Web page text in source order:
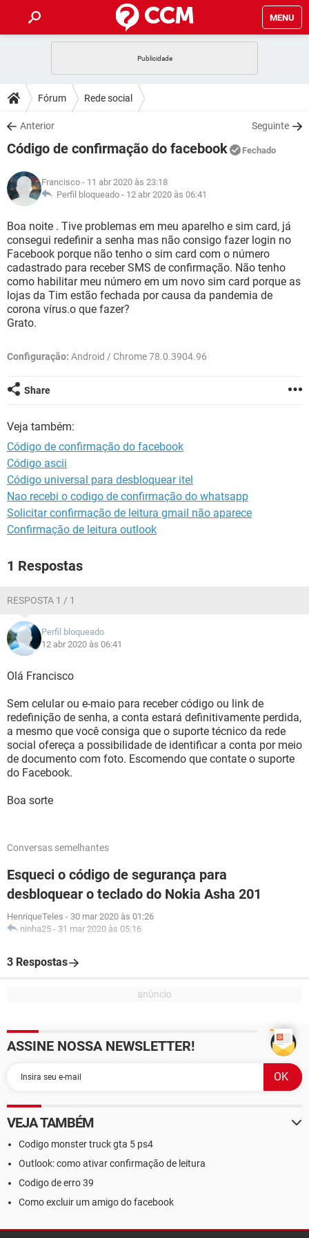
MENU
CELULAR
OUTLOOK
INSTAGRAM GMAIL
GUIA DE COMPRAS
DICAS
JOGOS
INSTAGRAM GMAIL
GUIA DE COMPRAS
DOWNLOADS
JOGOS WHATSAPP
CELULAR
OUTLOOK EXCEL
INSTAGRAM
GUIA DE COMPRAS
FÓRUM
JOGOS WHATSAPP
CELULAR
OUTLOOK EXCEL
INSTAGRAM GMAIL
GUIA DE COMPRAS
GLOSSÁRIO
CELULAR FACEBOOK
OUTLOOK EXCEL
INSTAGRAM
GUIA DE COMPRAS
Fórum Rede social
Anterior Seguinte
Código de confirmação do facebook Fechado
Francisco - 11 abr 2020 às 23:18
Perfil bloqueado - 12 abr 2020 às 06:41
Boa noite . Tive problemas em meu aparelho e sim card, já
consegui redefinir a senha mas não consigo fazer login no
Facebook porque não tenho o sim card com o número
cadastrado para receber SMS de confirmação. Não tenho
como habilitar meu número em um novo sim card porque as
lojas da Tim estão fechada por causa da pandemia de
corona vírus.o que fazer?
Grato.
Configuração: Android / Chrome 78.0.3904.96
Share
Veja também:
Código de confirmação do facebook
Código ascii
Código universal para desbloquear itel
Nao recebi o codigo de confirmação do whatsapp
Solicitar confirmação de leitura gmail não aparece
Confirmação de leitura outlook
1 Respostas
RESPOSTA 1 / 1
Perfil bloqueado
12 abr 2020 às 06:41
Olá Francisco
Sem celular ou e-maio para receber código ou link de
redefinição de senha, a conta estará definitivamente perdida,
a mesmo que você consiga que o suporte técnico da rede
social ofereça a possibilidade de identificar a conta por meio
de documento com foto. Escomendo que contate o suporte
do Facebook.
Boa sorte
Conversas semelhantes
Esqueci o código de segurança para
desbloquear o teclado do Nokia Asha 201
HenriqueTeles - 30 mar 2020 às 01:26
ninha25 - 31 mar 2020 às 05:16
3 Respostas
ASSINE NOSSA NEWSLETTER!
VEJA TAMBÉM
Codigo monster truck gta 5 ps4
Outlook: como ativar confirmação de leitura
Codigo de erro 39
Como excluir um amigo do facebook